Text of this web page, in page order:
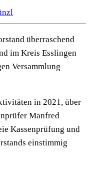
überraschend
im Kreis Esslingen
Versammlung
in 2021, über
Manfred
Kassenprüfung und
einstimmig